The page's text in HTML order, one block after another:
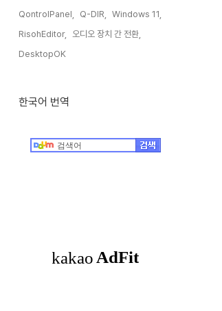
QontrolPanel,
Q-DIR,
Windows 11,
RisohEditor,
오디오 장치 간 전환,
DesktopOK,
한국어 번역